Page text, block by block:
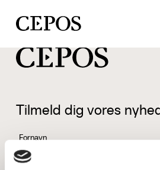
CEPOS logo
Tilmeld dig vores
Fornavn